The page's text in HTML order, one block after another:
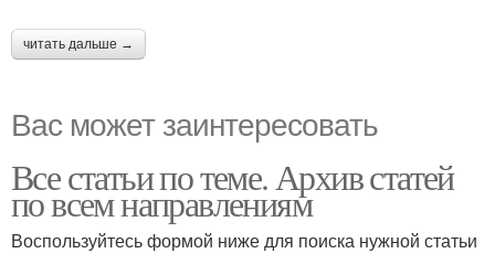
читать дальше →
Вас может заинтересовать
Все статьи по теме. Архив статей
по всем направлениям
Воспользуйтесь формой ниже для поиска нужной статьи